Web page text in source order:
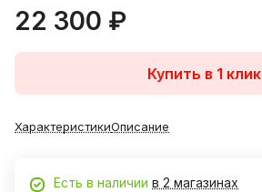
22 300 ₽
Купить в 1 клик
ХарактеристикиОписание
Есть в наличии в 2 магазинах